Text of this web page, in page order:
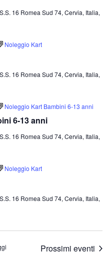
S.S. 16 Romea Sud 74, Cervia, Italia,
Noleggio Kart
S.S. 16 Romea Sud 74, Cervia, Italia,
6-13 anni
Noleggio Kart Bambini 6-13 anni
S.S. 16 Romea Sud 74, Cervia, Italia,
Noleggio Kart
S.S. 16 Romea Sud 74, Cervia, Italia,
Prossimi eventi